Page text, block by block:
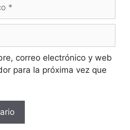
correo electrónico y web
para la próxima vez que